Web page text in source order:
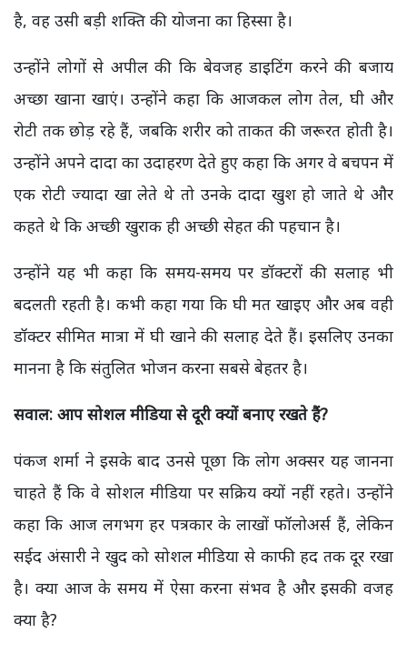
है, वह उसी बड़ी शक्ति की योजना का हिस्सा है।
उन्होंने लोगों से अपील की कि बेवजह डाइटिंग करने की बजाय
अच्छा खाना खाएं। उन्होंने कहा कि आजकल लोग तेल, घी और
रोटी तक छोड़ रहे हैं, जबकि शरीर को ताकत की जरूरत होती है।
उन्होंने अपने दादा का उदाहरण देते हुए कहा कि अगर वे बचपन में
एक रोटी ज्यादा खा लेते थे तो उनके दादा खुश हो जाते थे और
कहते थे कि अच्छी खुराक ही अच्छी सेहत की पहचान है।
उन्होंने यह भी कहा कि समय-समय पर डॉक्टरों की सलाह भी
बदलती रहती है। कभी कहा गया कि घी मत खाइए और अब वही
डॉक्टर सीमित मात्रा में घी खाने की सलाह देते हैं। इसलिए उनका
मानना है कि संतुलित भोजन करना सबसे बेहतर है।
सवाल: आप सोशल मीडिया से दूरी क्यों बनाए रखते हैं?
पंकज शर्मा ने इसके बाद उनसे पूछा कि लोग अक्सर यह जानना
चाहते हैं कि वे सोशल मीडिया पर सक्रिय क्यों नहीं रहते। उन्होंने
कहा कि आज लगभग हर पत्रकार के लाखों फॉलोअर्स हैं, लेकिन
सईद अंसारी ने खुद को सोशल मीडिया से काफी हद तक दूर रखा
है। क्या आज के समय में ऐसा करना संभव है और इसकी वजह
क्या है?